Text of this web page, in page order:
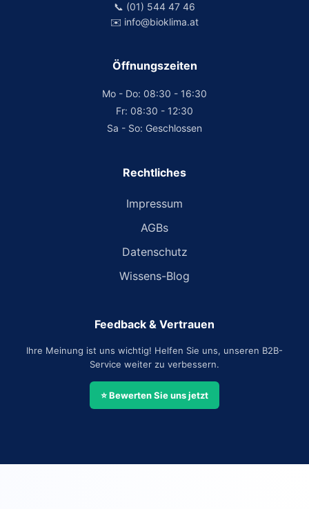
📞 (01) 544 47 46
✉️ info@bioklima.at
Öffnungszeiten
Mo - Do: 08:30 - 16:30
Fr: 08:30 - 12:30
Sa - So: Geschlossen
Rechtliches
Impressum
AGBs
Datenschutz
Wissens-Blog
Feedback & Vertrauen
Ihre Meinung ist uns wichtig! Helfen Sie uns, unseren B2B-
Service weiter zu verbessern.
⭐ Bewerten Sie uns jetzt